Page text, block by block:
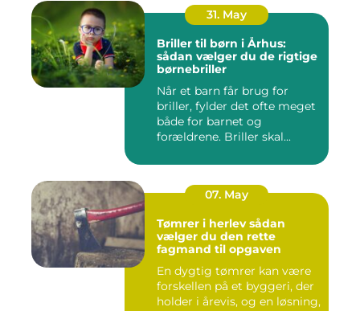
31. May
Briller til børn i Århus:
sådan vælger du de rigtige
børnebriller
Når et barn får brug for
briller, fylder det ofte meget
både for barnet og
forældrene. Briller skal...
07. May
Tømrer i herlev sådan
vælger du den rette
fagmand til opgaven
En dygtig tømrer kan være
forskellen på et byggeri, der
holder i årevis, og en løsning,